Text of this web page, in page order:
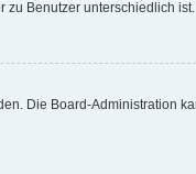
zu Benutzer unterschiedlich ist.
Die Board-Administration